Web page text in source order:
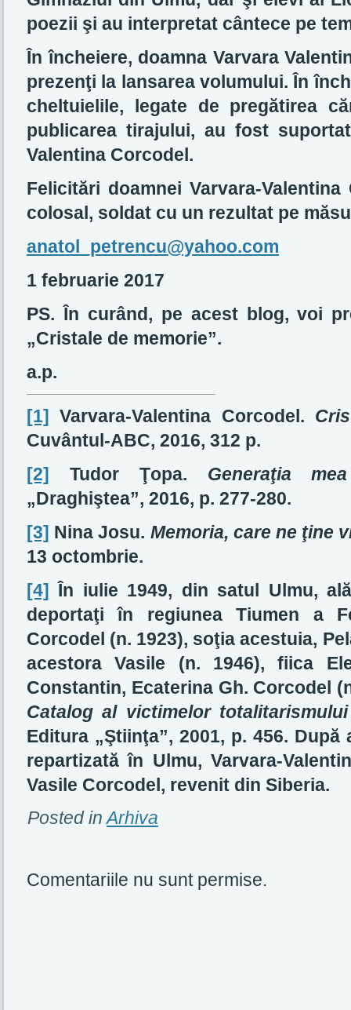
poezii şi au interpretat cântece pe
În încheiere, doamna Varvara
prezenţi la lansarea volumului. În
cheltuielile, legate de pregătirea
publicarea tirajului, au fost
Valentina Corcodel.
Felicitări doamnei Varvara-
colosal, soldat cu un rezultat pe
anatol_petrencu@yahoo.com
1 februarie 2017
PS. În curând, pe acest blog, voi
„Cristale de memorie”.
a.p.
[1] Varvara-Valentina Corcodel.
Cuvântul-ABC, 2016, 312 p.
[2] Tudor Ţopa. Generaţia
„Draghiştea”, 2016, p. 277-280.
[3] Nina Josu. Memoria, care ne ţine
13 octombrie.
[4] În iulie 1949, din satul Ulmu,
deportaţi în regiunea Tiumen a
Corcodel (n. 1923), soţia acestuia,
acestora Vasile (n. 1946), fiica
Constantin, Ecaterina Gh. Corcodel
Catalog al victimelor
Editura „Ştiinţa”, 2001, p. 456.
repartizată în Ulmu, Varvara-
Vasile Corcodel, revenit din Siberia.
Posted in Arhiva
Comentariile nu sunt permise.